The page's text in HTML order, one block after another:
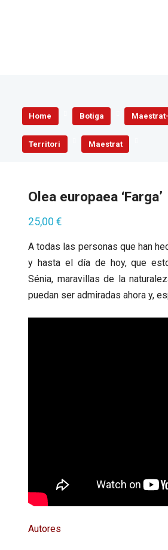
Home Botiga
Territori Maestrat
Olea europaea ‘Farga’
25,00 €
A todas las personas que han
y hasta el día de hoy, que
Sénia, maravillas de la
puedan ser admiradas ahora y,
Autores